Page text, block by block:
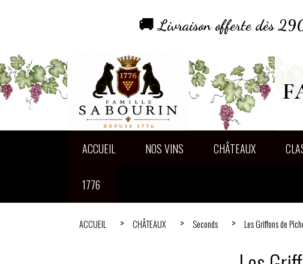
🚚 Livraison offerte dès
ACCUEIL NOS VINS CHÂTEAUX
1776
ACCUEIL CHÂTEAUX Seconds Les Griffons de